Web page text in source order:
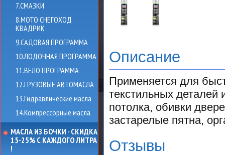
7.СМАЗКИ
8.МОТО СНЕГОХОД
КВАДРИК
9.САДОВАЯ ПРОГРАММА
10.ЛОДОЧНАЯ ПРОГРАММА
11.ВЕЛО ПРОГРАММА
12.ГРУЗОВЫЕ АВТОМАСЛА
13.Гидравлические масла
14.Компрессорные масла
МАСЛА ИЗ БОЧКИ - СКИДКА
15-25% С КАЖДОГО ЛИТРА
!
Описание
Применяется для
текстильных
потолка, обивки
застарелые пятна,
Отзывы